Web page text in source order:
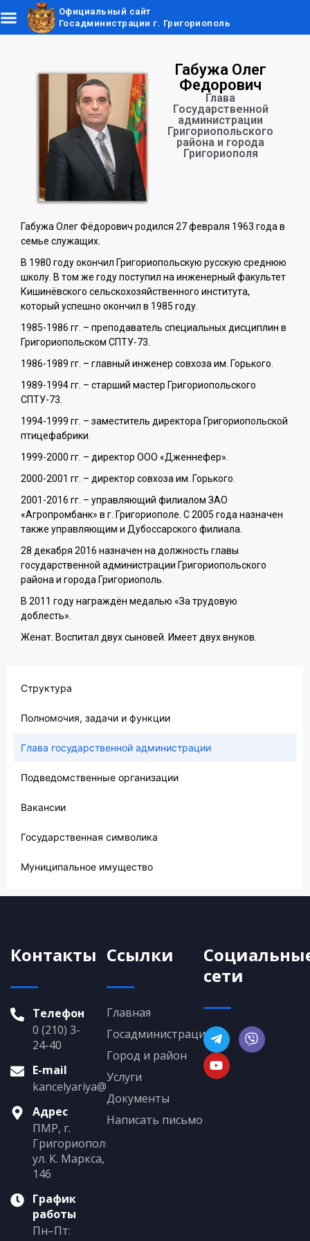
Официальный сайт
Госадминистрации г. Григориополь
Габужа Олег
Федорович
Глава
Государственной
администрации
Григориопольского
района и города
Григориополя
Габужа Олег Фёдорович родился 27 февраля 1963 года в
семье служащих.
В 1980 году окончил Григориопольскую русскую среднюю
школу. В том же году поступил на инженерный факультет
Кишинёвского сельскохозяйственного института,
который успешно окончил в 1985 году.
1985-1986 гг. – преподаватель специальных дисциплин в
Григориопольском СПТУ-73.
1986-1989 гг. – главный инженер совхоза им. Горького.
1989-1994 гг. – старший мастер Григориопольского
СПТУ-73.
1994-1999 гг. – заместитель директора Григориопольской
птицефабрики.
1999-2000 гг. – директор ООО «Дженнефер».
2000-2001 гг. – директор совхоза им. Горького.
2001-2016 гг. – управляющий филиалом ЗАО
«Агропромбанк» в г. Григориополе. С 2005 года назначен
также управляющим и Дубоссарского филиала.
28 декабря 2016 назначен на должность главы
государственной администрации Григориопольского
района и города Григориополь.
В 2011 году награждён медалью «За трудовую
доблесть».
Женат. Воспитал двух сыновей. Имеет двух внуков.
Структура
Полномочия, задачи и функции
Глава государственной администрации
Подведомственные организации
Вакансии
Государственная символика
Муниципальное имущество
Контакты
Телефон
0 (210) 3-
24-40
E-mail
kancelyariya@grigoriopol.gospmr.org
Адрес
ПМР, г.
Григориополь,
ул. К. Маркса,
146
График
работы
Пн–Пт:
Ссылки
Главная
Госадминистрация
Город и район
Услуги
Документы
Написать письмо
сети